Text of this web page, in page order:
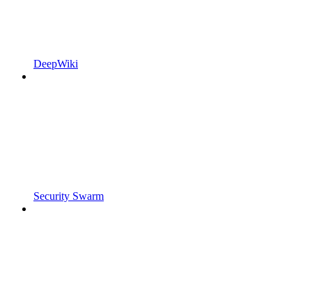
DeepWiki
Security Swarm